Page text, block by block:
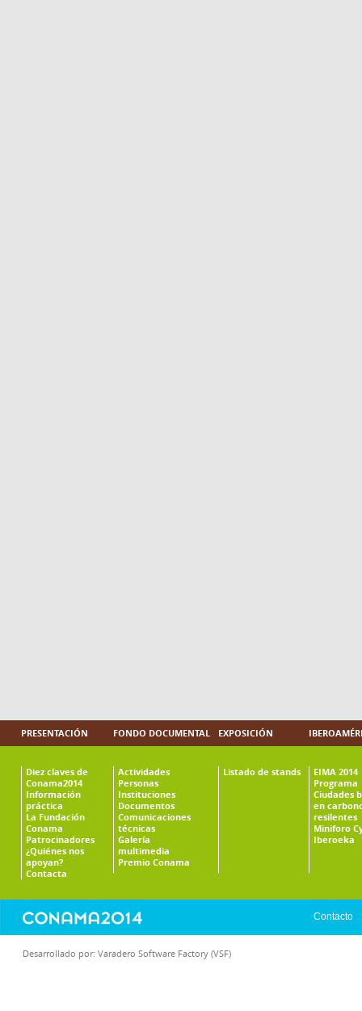
PRESENTACIÓN
Diez claves de
Conama2014
Información
práctica
La Fundación
Conama
Patrocinadores
¿Quiénes nos
apoyan?
Contacta
FONDO DOCUMENTAL
Actividades
Personas
Instituciones
Documentos
Comunicaciones
técnicas
Galería
multimedia
Premio Conama
EXPOSICIÓN
Listado de stands
EIMA 2014
Programa
Ciudades
en
resilentes
Miniforo
Iberoeka
Contacto
Desarrollado por: Varadero Software Factory (VSF)